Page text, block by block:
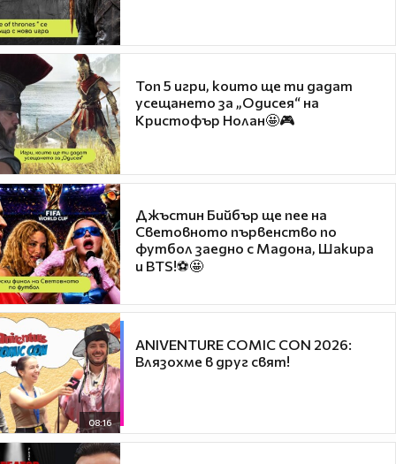
Топ 5 игри, които ще ти дадат
усещането за „Одисея“ на
Кристофър Нолан🤩🎮
Джъстин Бийбър ще пее на
Световното първенство по
футбол заедно с Мадона, Шакира
и BTS!⚽🤩
08:16
ANIVENTURE COMIC CON 2026:
Влязохме в друг свят!